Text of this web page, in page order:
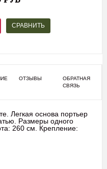
СРАВНИТЬ
ОТЗЫВЫ
ОБРАТНАЯ
СВЯЗЬ
Легкая основа портьер
Размеры одного
260 см. Крепление: